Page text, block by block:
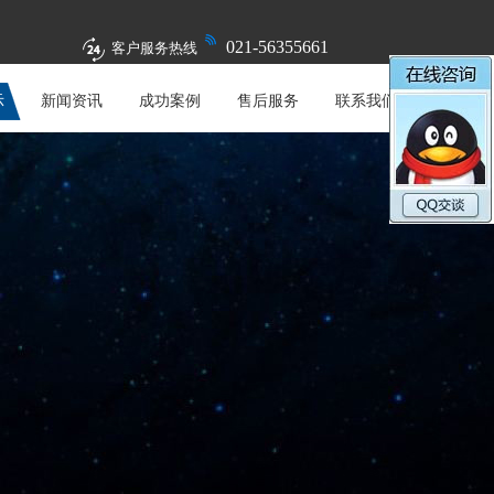
客户服务热线 021-56355661
新闻资讯 成功案例 售后服务 联系我们